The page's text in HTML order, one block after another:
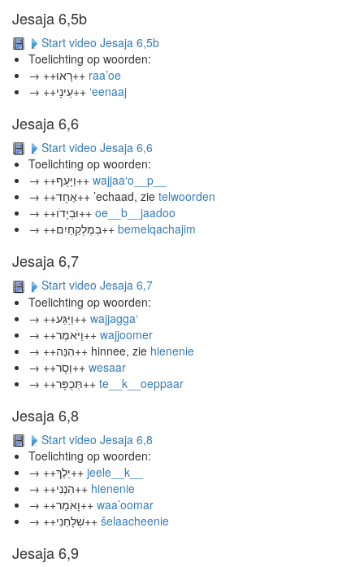
Jesaja 6,5b
Start video Jesaja 6,5b
Toelichting op woorden:
→ ++רָאוּ++ raa’oe
→ ++עֵינָי++ ‘eenaaj
Jesaja 6,6
Start video Jesaja 6,6
Toelichting op woorden:
→ ++וַיָּעָף++ wajjaa‘o__p__
→ ++אֶחָד++ ’echaad, zie telwoorden
→ ++וּבְיָדֹו++ oe__b__jaadoo
→ ++בְּמֶלְקַחַיִם++ bemelqachajim
Jesaja 6,7
Start video Jesaja 6,7
Toelichting op woorden:
→ ++וַיַּגַּע++ wajjagga‘
→ ++וַיֹּאמֶר++ wajjoomer
→ ++הִנֵּה++ hinnee, zie hienenie
→ ++וְסָר++ wesaar
→ ++תְּכֻפָּר++ te__k__oeppaar
Jesaja 6,8
Start video Jesaja 6,8
Toelichting op woorden:
→ ++יֵלֶךְ++ jeele__k__
→ ++הִנְנִי++ hienenie
→ ++וָאֹמַר++ waa’oomar
→ ++שְׁלָחֵנִי++ šelaacheenie
Jesaja 6,9